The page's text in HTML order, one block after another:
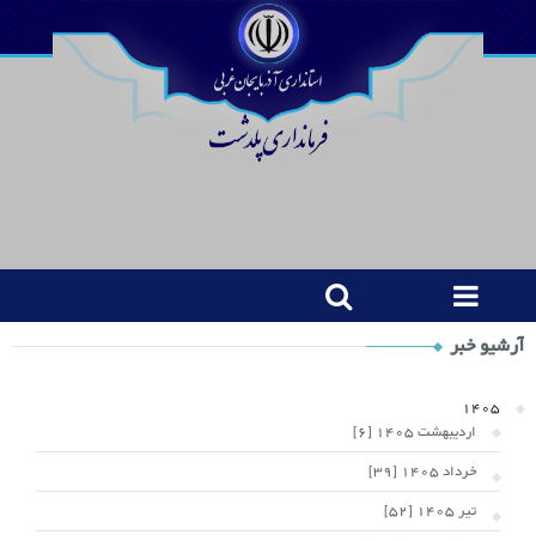
Shop
Category
Widget
آرشیو خبر
1405
اردیبهشت 1405 [6]
خرداد 1405 [39]
تیر 1405 [52]